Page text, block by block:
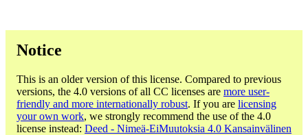
Notice
This is an older version of this license. Compared to previous
versions, the 4.0 versions of all CC licenses are more user-
friendly and more internationally robust. If you are licensing
your own work, we strongly recommend the use of the 4.0
license instead: Deed - Nimeä-EiMuutoksia 4.0 Kansainvälinen